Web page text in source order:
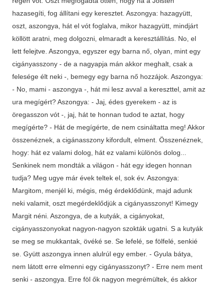
hazasegíti, fog állítani egy keresztet. Aszongya: hazagyütt,
oszt, aszongya, hát el vót foglalva, mikor hazagyütt, mindjárt
köllött aratni, meg dolgozni, elmaradt a keresztállítás. No, el
lett felejtve. Aszongya, egyszer egy barna nő, olyan, mint egy
cigányasszony - de a nagyapja mán akkor meghalt, csak a
felesége élt neki -, bemegy egy barna nő hozzájok. Aszongya:
- No, mami - aszongya -, hát mi lesz avval a kereszttel, amit az
ura megígért? Aszongya: - Jaj, édes gyerekem - az is
öregasszon vót -, jaj, hát te honnan tudod te aztat, hogy
megígérte? - Hát de megígérte, de nem csináltatta meg! Akkor
összenéznek, a cigánasszony kifordult, elment. Összenéznek,
hogy: hát ez valami dolog, hát ez valami különös dolog...
Senkinek nem mondták a világon - hát egy idegen honnan
tudja? Meg ugye már évek teltek el, sok év. Aszongya:
Margitom, menjél ki, mégis, még érdeklődünk, majd adunk
neki valamit, oszt megérdeklődjük a cigányasszonyt! Kimegy
Margit néni. Aszongya, de a kutyák, a cigányokat,
cigányasszonyokat nagyon-nagyon szokták ugatni. S a kutyák
se meg se mukkantak, övéké se. Se lefelé, se fölfelé, senkié
se. Gyütt aszongya innen alulrúl egy ember. - Gyula bátya,
nem látott erre elmenni egy cigányasszonyt? - Erre nem ment
senki - aszongya. Erre föl ők nagyon megrémültek, és akkor